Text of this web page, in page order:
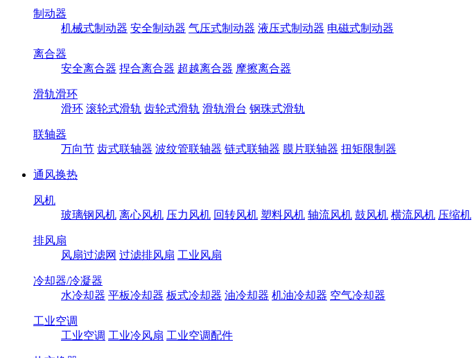
制动器
机械式制动器 安全制动器 气压式制动器 液压式制动器 电磁式制动器
离合器
安全离合器 捏合离合器 超越离合器 摩擦离合器
滑轨滑环
滑环 滚轮式滑轨 齿轮式滑轨 滑轨滑台 钢珠式滑轨
联轴器
万向节 齿式联轴器 波纹管联轴器 链式联轴器 膜片联轴器 扭矩限制器
通风换热
风机
玻璃钢风机 离心风机 压力风机 回转风机 塑料风机 轴流风机 鼓风机 横流风机 压缩机
排风扇
风扇过滤网 过滤排风扇 工业风扇
冷却器/冷凝器
水冷却器 平板冷却器 板式冷却器 油冷却器 机油冷却器 空气冷却器
工业空调
工业空调 工业冷风扇 工业空调配件